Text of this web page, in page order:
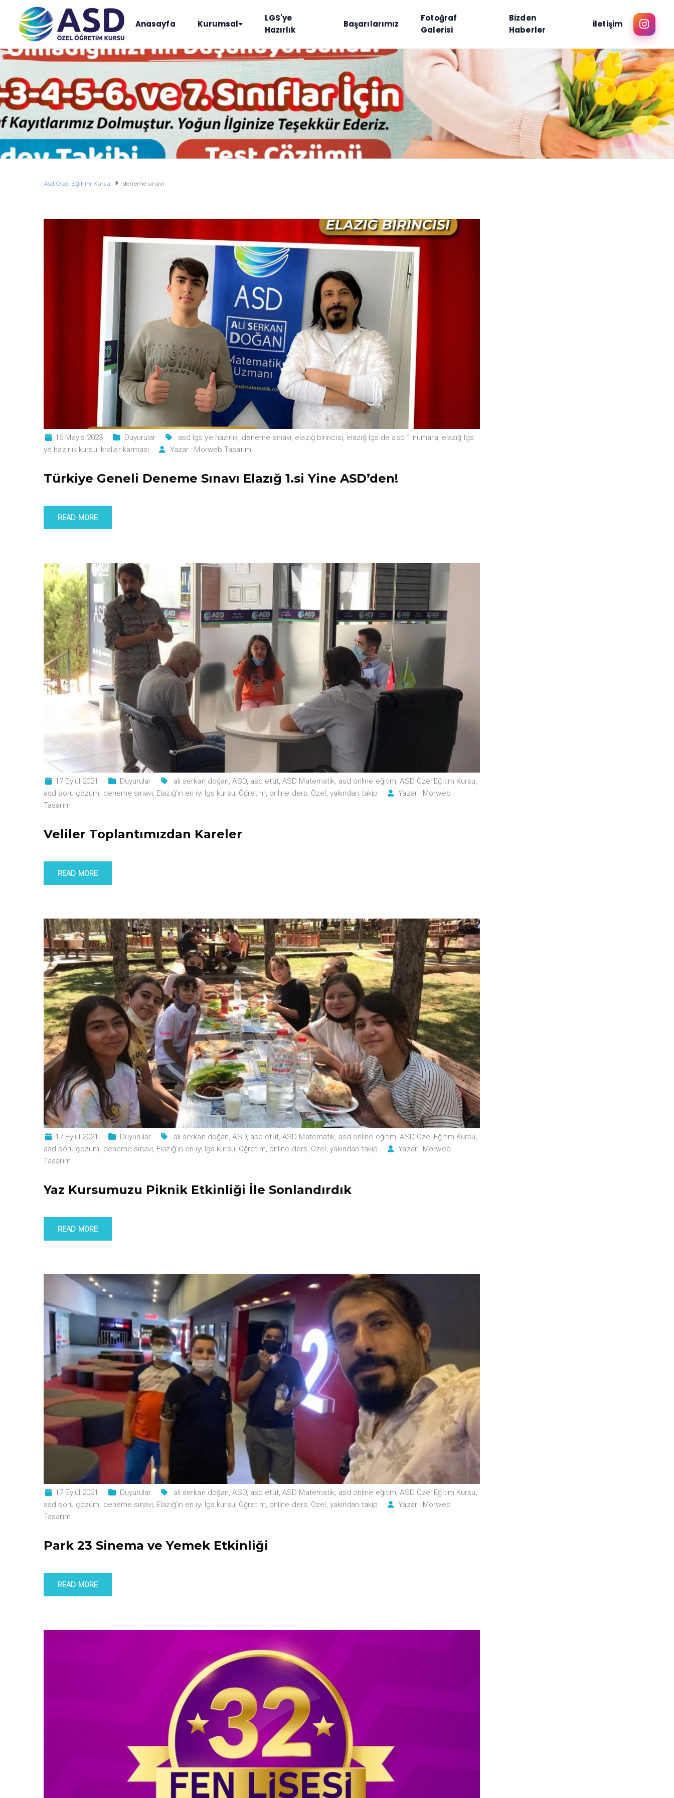
Anasayfa Kurumsal
LGS'ye
Hazırlık
Başarılarımız
Fotoğraf
Galerisi
Bizden
Haberler
İletişim
Asd Özel Eğitim Kursu deneme sınavı
16 Mayıs 2023 Duyurular asd lgs ye hazırlık, deneme sınavı, elazığ birincisi, elazığ lgs de asd 1 numara, elazığ lgs
ye hazırlık kursu, krallar karması Yazar : Morweb Tasarım
Türkiye Geneli Deneme Sınavı Elazığ 1.si Yine ASD’den!
READ MORE
17 Eylül 2021 Duyurular ali serkan doğan,ASD, asd etüt, ASD Matematik, asd online eğitim,ASD Özel Eğitim Kursu,
asd soru çözüm, deneme sınavı, Elazığ'ın en iyi lgs kursu, Öğretim, online ders, Özel, yakından takip Yazar : Morweb
Tasarım
Veliler Toplantımızdan Kareler
READ MORE
17 Eylül 2021 Duyurular ali serkan doğan,ASD, asd etüt, ASD Matematik, asd online eğitim,ASD Özel Eğitim Kursu,
asd soru çözüm, deneme sınavı, Elazığ'ın en iyi lgs kursu, Öğretim, online ders, Özel, yakından takip Yazar : Morweb
Tasarım
Yaz Kursumuzu Piknik Etkinliği İle Sonlandırdık
READ MORE
17 Eylül 2021 Duyurular ali serkan doğan,ASD, asd etüt, ASD Matematik, asd online eğitim,ASD Özel Eğitim Kursu,
asd soru çözüm, deneme sınavı, Elazığ'ın en iyi lgs kursu, Öğretim, online ders, Özel, yakından takip Yazar : Morweb
Tasarım
Park 23 Sinema ve Yemek Etkinliği
READ MORE